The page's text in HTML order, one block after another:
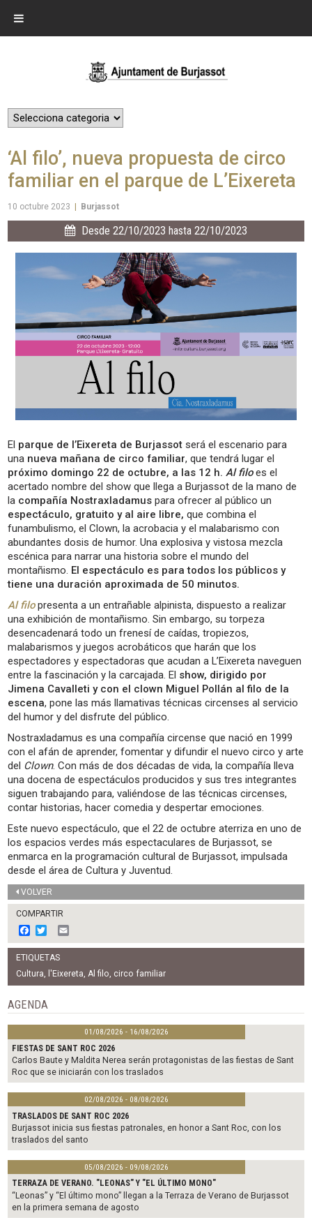
‘Al filo’, nueva propuesta de circo
familiar en el parque de L’Eixereta
10 octubre 2023 Burjassot
Desde 22/10/2023 hasta 22/10/2023
El parque de l’Eixereta de Burjassot será el escenario para
una nueva mañana de circo familiar, que tendrá lugar el
próximo domingo 22 de octubre, a las 12 h. Al filoes el
acertado nombre del show que llega a Burjassot de la mano de
la compañía Nostraxladamuspara ofrecer al público un
espectáculo, gratuito y al aire libre, que combina el
funambulismo, el Clown, la acrobacia y el malabarismo con
abundantes dosis de humor. Una explosiva y vistosa mezcla
escénica para narrar una historia sobre el mundo del
montañismo. El espectáculo es para todos los públicos y
tiene una duración aproximada de 50 minutos.
Al filopresenta a un entrañable alpinista, dispuesto a realizar
una exhibición de montañismo. Sin embargo, su torpeza
desencadenará todo un frenesí de caídas, tropiezos,
malabarismos y juegos acrobáticos que harán que los
espectadores y espectadoras que acudan a L’Eixereta naveguen
entre la fascinación y la carcajada. El show, dirigido por
Jimena Cavalleti y con el clown Miguel Pollán al filo de la
escena, pone las más llamativas técnicas circenses al servicio
del humor y del disfrute del público.
Nostraxladamus es una compañía circense que nació en 1999
con el afán de aprender, fomentar y difundir el nuevo circo y arte
del Clown. Con más de dos décadas de vida, la compañía lleva
una docena de espectáculos producidos y sus tres integrantes
siguen trabajando para, valiéndose de las técnicas circenses,
contar historias, hacer comedia y despertar emociones.
Este nuevo espectáculo, que el 22 de octubre aterriza en uno de
los espacios verdes más espectaculares de Burjassot, se
enmarca en la programación cultural de Burjassot, impulsada
desde el área de Cultura y Juventud.
VOLVER
COMPARTIR
F
a
c
e
b
o
o
k
w
i
t
t
e
m
a
l
ETIQUETAS
Cultura, l'Eixereta,Al filo, circo familiar
AGENDA
01/08/2026 - 16/08/2026
FIESTAS DE SANT ROC 2026
Carlos Baute y Maldita Nerea serán protagonistas de las fiestas de Sant
Roc que se iniciarán con los traslados
02/08/2026 - 08/08/2026
TRASLADOS DE SANT ROC 2026
Burjassot inicia sus fiestas patronales, en honor a Sant Roc, con los
traslados del santo
05/08/2026 - 09/08/2026
TERRAZA DE VERANO. "LEONAS" Y "EL ÚLTIMO MONO"
“Leonas” y “El último mono” llegan a la Terraza de Verano de Burjassot
en la primera semana de agosto